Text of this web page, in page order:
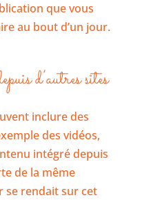
que vous
au bout d’un jour.
d’autres sites
inclure des
des vidéos,
intégré depuis
de la même
se rendait sur cet